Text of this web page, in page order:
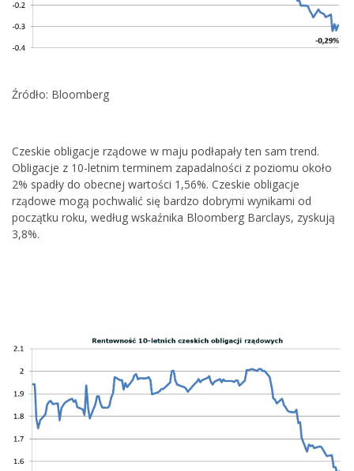
Źródło: Bloomberg
Czeskie obligacje rządowe w maju podłapały ten sam trend.
Obligacje z 10-letnim terminem zapadalności z poziomu około
2% spadły do obecnej wartości 1,56%. Czeskie obligacje
rządowe mogą pochwalić się bardzo dobrymi wynikami od
początku roku, według wskaźnika Bloomberg Barclays, zyskują
3,8%.